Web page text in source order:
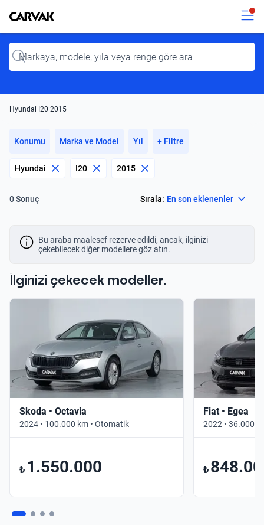
Kavak
Input
Hyundai I20 2015
Konumu Marka ve Model Yıl + Filtre
Hyundai I20 2015
0 Sonuç Sırala: En son eklenenler
Bu araba maalesef rezerve edildi, ancak, ilginizi
çekebilecek diğer modellere göz atın.
İlginizi çekecek modeller.
Skoda • Octavia
2024 • 100.000 km • Otomatik
₺ 1.550.000
Fiat • Egea
2022 • 36.000
₺